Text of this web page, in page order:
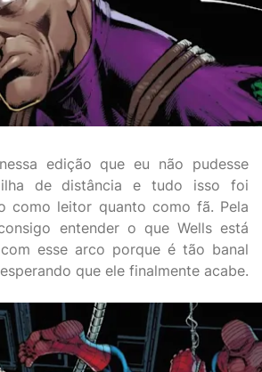
edição que eu não pudesse
de distância e tudo isso foi
como leitor quanto como fã. Pela
entender o que Wells está
esse arco porque é tão banal
que ele finalmente acabe.